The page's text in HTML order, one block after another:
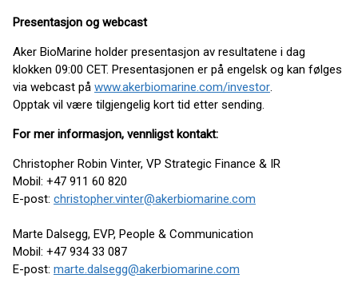
Presentasjon og webcast
Aker BioMarine holder presentasjon av resultatene i dag
klokken 09:00 CET. Presentasjonen er på engelsk og kan følges
via webcast på www.akerbiomarine.com/investor.
Opptak vil være tilgjengelig kort tid etter sending.
For mer informasjon, vennligst kontakt:
Christopher Robin Vinter, VP Strategic Finance & IR
Mobil: +47 911 60 820
E-post: christopher.vinter@akerbiomarine.com
Marte Dalsegg, EVP, People & Communication
Mobil: +47 934 33 087
E-post: marte.dalsegg@akerbiomarine.com